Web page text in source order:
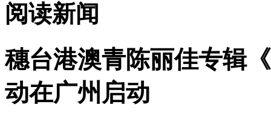
阅读新闻
穗台港澳青陈丽佳专辑
动在广州启动